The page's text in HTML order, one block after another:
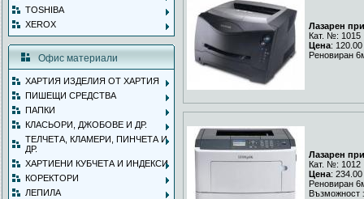
TOSHIBA
XEROX
Офис материали
ХАРТИЯ ИЗДЕЛИЯ ОТ ХАРТИЯ
ПИШЕЩИ СРЕДСТВА
ПАПКИ
КЛАСЬОРИ, ДЖОБОВЕ И ДР.
ТЕЛЧЕТА, КЛАМЕРИ, ПИНЧЕТА И
ДР.
ХАРТИЕНИ КУБЧЕТА И ИНДЕКСИ
КОРЕКТОРИ
ЛЕПИЛА
Лазарен
Кат. №: 1015
Цена:
Реновиран
Лазарен
Кат. №: 1012
Цена:
Реновиран
Възможност